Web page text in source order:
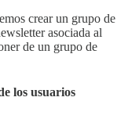
crear un grupo de
asociada al
de un grupo de
los usuarios